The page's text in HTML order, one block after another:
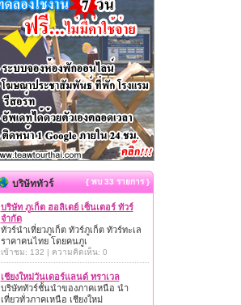
บริษัททัวร์ { พบ 33 รายการ }
บริษัท ภูเก็ต ฮอลิเดย์ เซ็นเตอร์ ทัวร์
จำกัด
ทัวร์นำเที่ยวภูเก็ต ทัวร์ภูเก็ต ทัวร์ทะเล
ราคาคนไทย โดยคนภูเ
เข้าชม: 132 | ความคิดเห็น: 0
เชียงใหม่วันเดอร์แลนด์ ทราเวล
บริษัททัวร์ชั้นนำของภาคเหนือ นำ
เที่ยวทั่วภาคเหนือ เชียงใหม่